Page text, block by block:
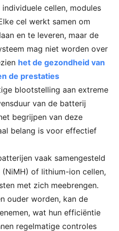
cellen, modules
cel werkt samen om
en te leveren, maar de
mag niet worden over
het de gezondheid van
de prestaties
blootstelling aan extreme
van de batterij
begrijpen van deze
belang is voor effectief
vaak samengesteld
of lithium-ion cellen,
met zich meebrengen.
ouder worden, kan de
wat hun efficiëntie
regelmatige controles